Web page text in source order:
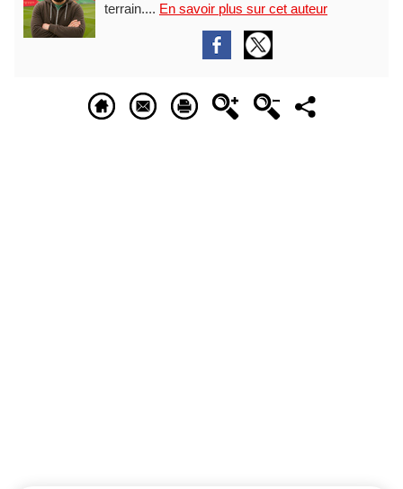
terrain.... En savoir plus sur cet auteur